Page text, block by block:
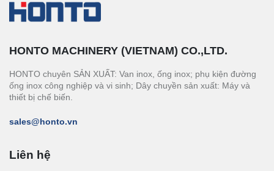
HONTO MACHINERY (VIETNAM) CO.,LTD.
HONTO chuyên SẢN XUẤT: Van inox, ống inox; phụ kiện đường
ống inox công nghiệp và vi sinh; Dây chuyền sản xuất: Máy và
thiết bị chế biến.
sales@honto.vn
Liên hệ